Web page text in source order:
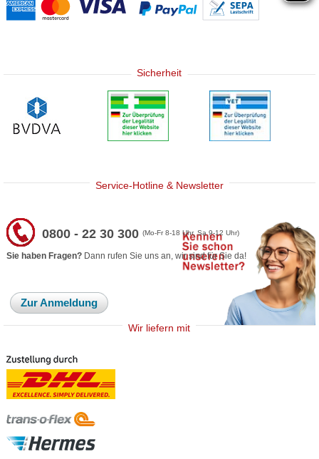
Sicherheit
Service-Hotline & Newsletter
0800 - 22 30 300(Mo-Fr 8-18 Uhr, Sa 9-12 Uhr)
Sie haben Fragen? Dann rufen Sie uns an, wir sind für Sie da!
Zur Anmeldung
Wir liefern mit